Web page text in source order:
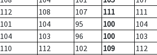
112 108 107 111
111
101 104 95 100
104
104 103 96 100
103
110 112 102 109
112